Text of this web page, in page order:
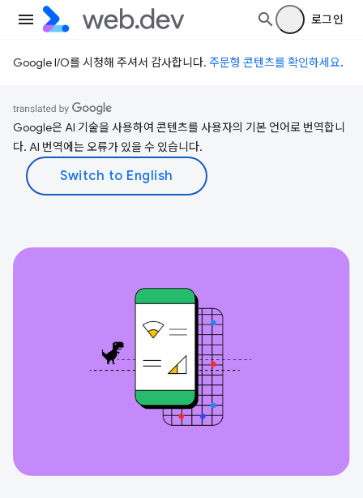
로그인
Google I/O를 시청해 주셔서 감사합니다. 주문형 콘텐츠를 확인하세요.
Google은 AI 기술을 사용하여 콘텐츠를 사용자의 기본 언어로 번역합니
다. AI 번역에는 오류가 있을 수 있습니다.